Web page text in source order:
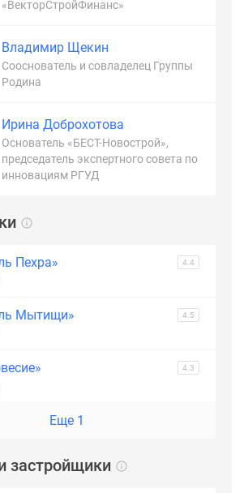
«ВекторСтройФинанс»
Владимир Щекин
Сооснователь и совладелец Группы
Родина
Ирина Доброхотова
Основатель «БЕСТ-Новострой»,
председатель экспертного совета по
инновациям РГУД
Пехра» 4.4
Мытищи» 4.5
4.3
Еще 1
застройщики